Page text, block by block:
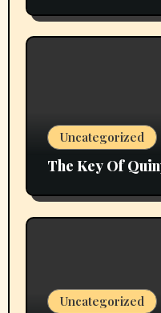
Uncategorized
The Key Of
Uncategorized